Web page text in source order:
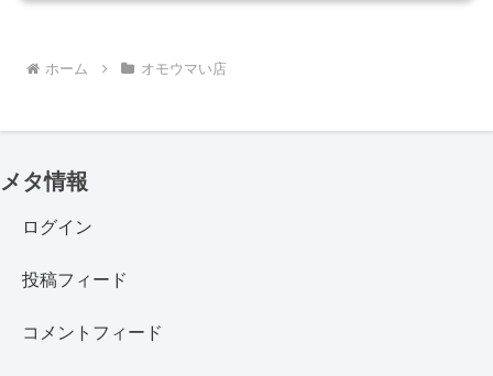
ホーム オモウマい店
メタ情報
ログイン
投稿フィード
コメントフィード